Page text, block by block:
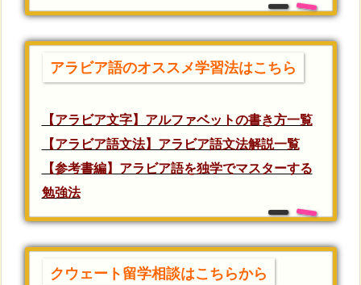
アラビア語のオススメ学習法はこちら
【アラビア文字】アルファベットの書き方一覧
【アラビア語文法】アラビア語文法解説一覧
【参考書編】アラビア語を独学でマスターする
勉強法
クウェート留学相談はこちらから